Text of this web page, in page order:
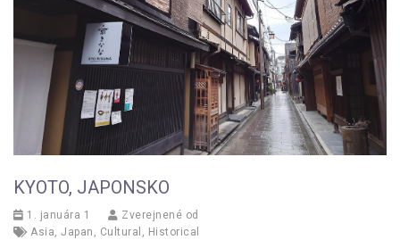
KYOTO, JAPONSKO
1. januára 1
Zverejnené od
Asia, Japan , Cultural , Historical